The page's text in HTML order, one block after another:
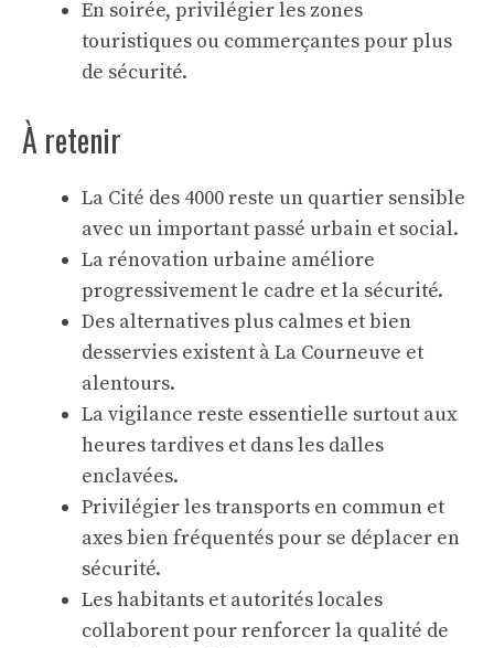
En soirée, privilégier les zones
touristiques ou commerçantes pour plus
de sécurité.
À retenir
La Cité des 4000 reste un quartier sensible
avec un important passé urbain et social.
La rénovation urbaine améliore
progressivement le cadre et la sécurité.
Des alternatives plus calmes et bien
desservies existent à La Courneuve et
alentours.
La vigilance reste essentielle surtout aux
heures tardives et dans les dalles
enclavées.
Privilégier les transports en commun et
axes bien fréquentés pour se déplacer en
sécurité.
Les habitants et autorités locales
collaborent pour renforcer la qualité de